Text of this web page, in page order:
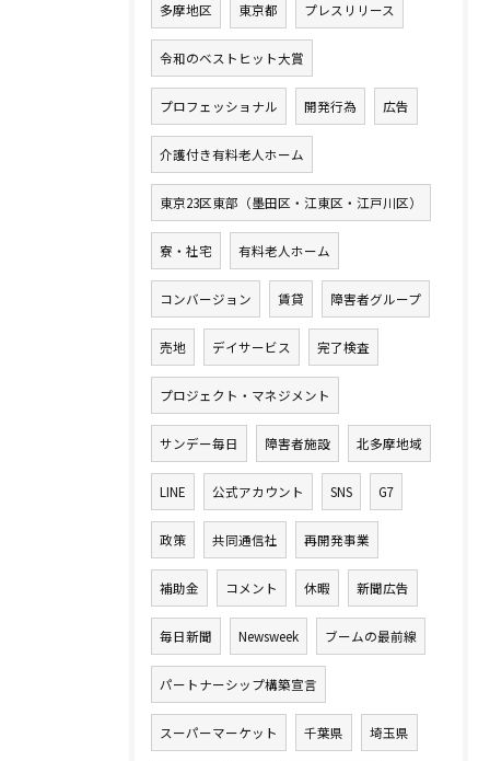
多摩地区 東京都 プレスリリース
令和のベストヒット大賞
プロフェッショナル 開発行為 広告
介護付き有料老人ホーム
東京23区東部（墨田区・江東区・江戸川区）
寮・社宅 有料老人ホーム
コンバージョン 賃貸 障害者グループ
売地 デイサービス 完了検査
プロジェクト・マネジメント
サンデー毎日 障害者施設 北多摩地域
LINE 公式アカウント SNS G7
政策 共同通信社 再開発事業
補助金 コメント 休暇 新聞広告
毎日新聞 Newsweek ブームの最前線
パートナーシップ構築宣言
スーパーマーケット 千葉県 埼玉県